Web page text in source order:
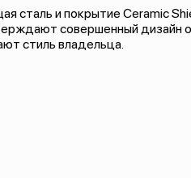
сталь и покрытие Ceramic
совершенный дизайн
стиль владельца.